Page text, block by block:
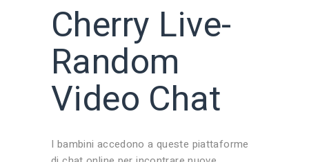
Cherry Live-
Random
Video Chat
I bambini accedono a queste piattaforme